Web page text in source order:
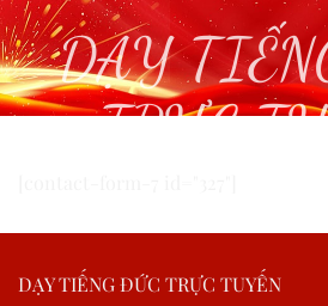
DẠY
TRỰC
DẠY TIẾNG ĐỨC TRỰC TUYẾN